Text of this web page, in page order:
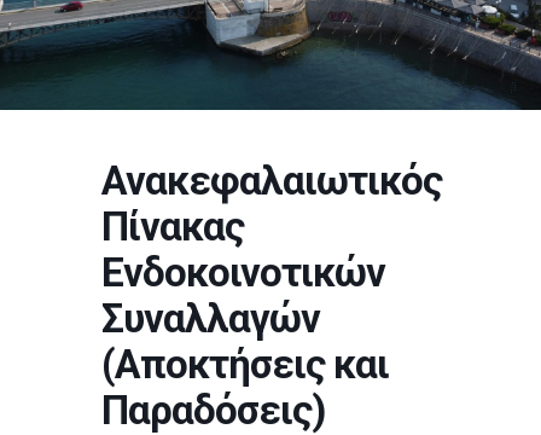
Ανακεφαλαιωτικός
Πίνακας
Ενδοκοινοτικών
Συναλλαγών
(Αποκτήσεις και
Παραδόσεις)